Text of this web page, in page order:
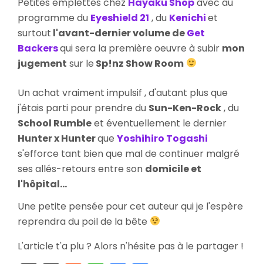
Kenichi
Get
programme du Eyeshield 21 , du Kenichiet
surtout l'avant-dernier volume deGet
Backersqui sera la première oeuvre à subir mon
jugement sur le Sp!nz Show Room
Un achat vraiment impulsif , d'autant plus que
j'étais parti pour prendre du Sun-Ken-Rock, du
School Rumbleet éventuellement le dernier
Hunter x Hunterque Yoshihiro Togashi
s'efforce tant bien que mal de continuer malgré
ses allés-retours entre son domicile et
l'hôpital...
Une petite pensée pour cet auteur qui je l'espère
reprendra du poil de la bête
L'article t'a plu ? Alors n'hésite pas à le partager !